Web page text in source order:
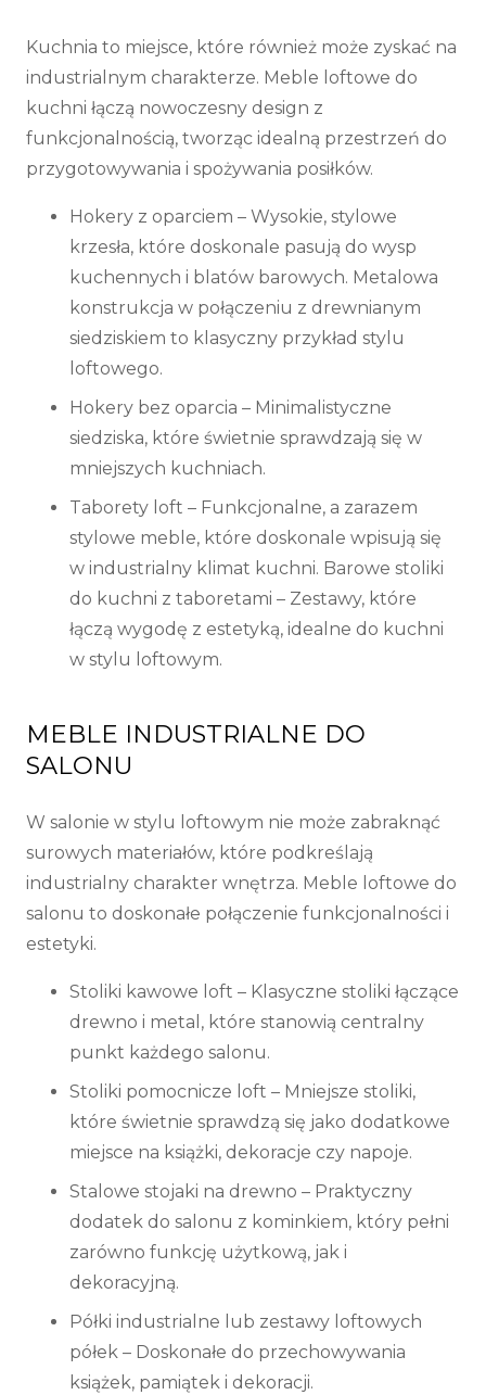
Kuchnia to miejsce, które również może zyskać na
industrialnym charakterze. Meble loftowe do
kuchni łączą nowoczesny design z
funkcjonalnością, tworząc idealną przestrzeń do
przygotowywania i spożywania posiłków.
Hokery z oparciem – Wysokie, stylowe
krzesła, które doskonale pasują do wysp
kuchennych i blatów barowych. Metalowa
konstrukcja w połączeniu z drewnianym
siedziskiem to klasyczny przykład stylu
loftowego.
Hokery bez oparcia – Minimalistyczne
siedziska, które świetnie sprawdzają się w
mniejszych kuchniach.
Taborety loft – Funkcjonalne, a zarazem
stylowe meble, które doskonale wpisują się
w industrialny klimat kuchni. Barowe stoliki
do kuchni z taboretami – Zestawy, które
łączą wygodę z estetyką, idealne do kuchni
w stylu loftowym.
MEBLE INDUSTRIALNE DO
SALONU
W salonie w stylu loftowym nie może zabraknąć
surowych materiałów, które podkreślają
industrialny charakter wnętrza. Meble loftowe do
salonu to doskonałe połączenie funkcjonalności i
estetyki.
Stoliki kawowe loft – Klasyczne stoliki łączące
drewno i metal, które stanowią centralny
punkt każdego salonu.
Stoliki pomocnicze loft – Mniejsze stoliki,
które świetnie sprawdzą się jako dodatkowe
miejsce na książki, dekoracje czy napoje.
Stalowe stojaki na drewno – Praktyczny
dodatek do salonu z kominkiem, który pełni
zarówno funkcję użytkową, jak i
dekoracyjną.
Półki industrialne lub zestawy loftowych
półek – Doskonałe do przechowywania
książek, pamiątek i dekoracji.